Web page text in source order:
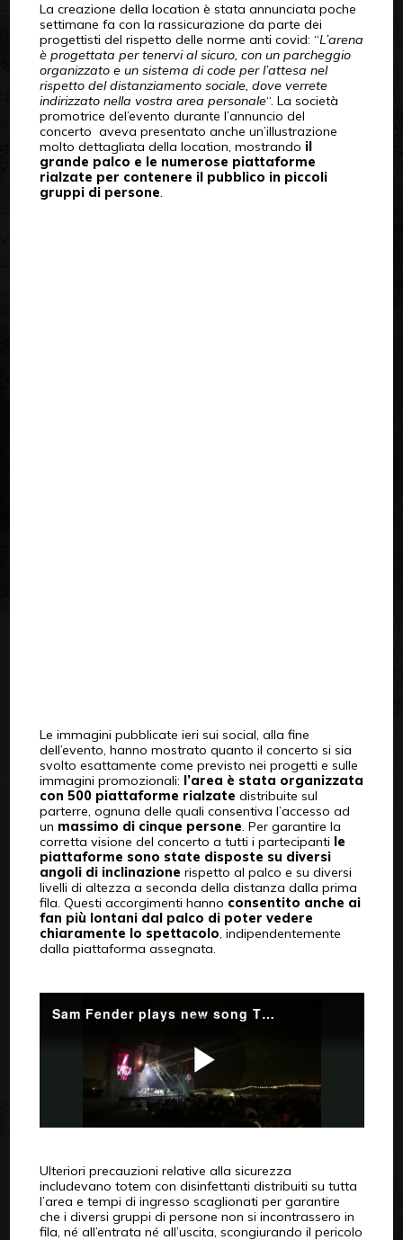
La creazione della location è stata annunciata poche
settimane fa con la rassicurazione da parte dei
progettisti del rispetto delle norme anti covid: “L’arena
è progettata per tenervi al sicuro, con un parcheggio
organizzato e un sistema di code per l’attesa nel
rispetto del distanziamento sociale, dove verrete
indirizzato nella vostra area personale“. La società
promotrice del’evento durante l’annuncio del
concerto aveva presentato anche un’illustrazione
molto dettagliata della location, mostrando il
grande palco e le numerose piattaforme
rialzate per contenere il pubblico in piccoli
gruppi di persone.
Le immagini pubblicate ieri sui social, alla fine
dell’evento, hanno mostrato quanto il concerto si sia
svolto esattamente come previsto nei progetti e sulle
immagini promozionali: l’area è stata organizzata
con 500 piattaforme rialzate distribuite sul
parterre, ognuna delle quali consentiva l’accesso ad
un massimo di cinque persone. Per garantire la
corretta visione del concerto a tutti i partecipanti le
piattaforme sono state disposte su diversi
angoli di inclinazione rispetto al palco e su diversi
livelli di altezza a seconda della distanza dalla prima
fila. Questi accorgimenti hanno consentito anche ai
fan più lontani dal palco di poter vedere
chiaramente lo spettacolo, indipendentemente
dalla piattaforma assegnata.
Ulteriori precauzioni relative alla sicurezza
includevano totem con disinfettanti distribuiti su tutta
l’area e tempi di ingresso scaglionati per garantire
che i diversi gruppi di persone non si incontrassero in
fila, né all’entrata né all’uscita, scongiurando il pericolo